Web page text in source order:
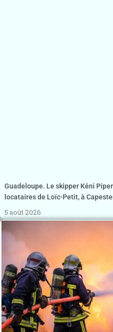
Guadeloupe. Le skipper Kéni
locataires de Loïc-Petit, à
5 août 2026